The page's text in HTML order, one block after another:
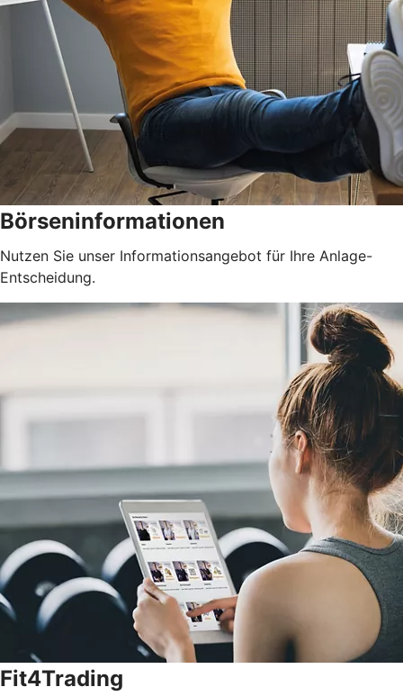
Börseninformationen
Nutzen Sie unser Informationsangebot für Ihre Anlage-
Entscheidung.
Fit4Trading